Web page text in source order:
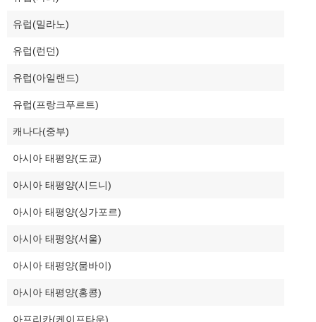
유럽(밀라노)
유럽(런던)
유럽(아일랜드)
유럽(프랑크푸르트)
캐나다(중부)
아시아 태평양(도쿄)
아시아 태평양(시드니)
아시아 태평양(싱가포르)
아시아 태평양(서울)
아시아 태평양(뭄바이)
아시아 태평양(홍콩)
아프리카(케이프타운)